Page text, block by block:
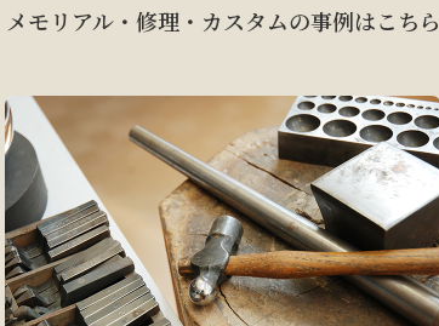
メモリアル・修理・カスタムの事例はこちら